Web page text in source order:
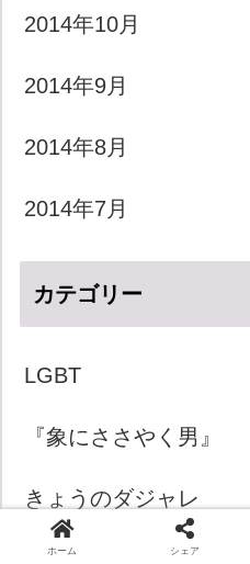
2014年10月
2014年9月
2014年8月
2014年7月
カテゴリー
LGBT
『象にささやく男』
きょうのダジャレ
ホーム シェア